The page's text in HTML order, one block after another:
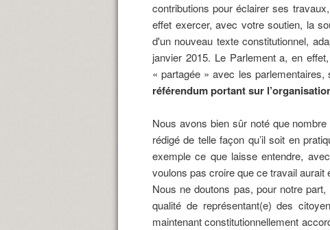
contributions pour éclairer ses
effet exercer, avec votre soutien, la
d'un nouveau texte constitutionnel,
janvier 2015. Le Parlement a, en
« partagée » avec les
référendum portant sur
Nous avons bien sûr noté que
rédigé de telle façon qu’il soit en
exemple ce que laisse entendre,
voulons pas croire que ce travail aurait
Nous ne doutons pas, pour notre
qualité de représentant(e) des
maintenant constitutionnellement